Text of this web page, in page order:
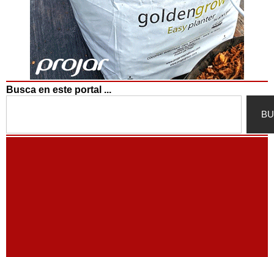
Busca en este portal ...